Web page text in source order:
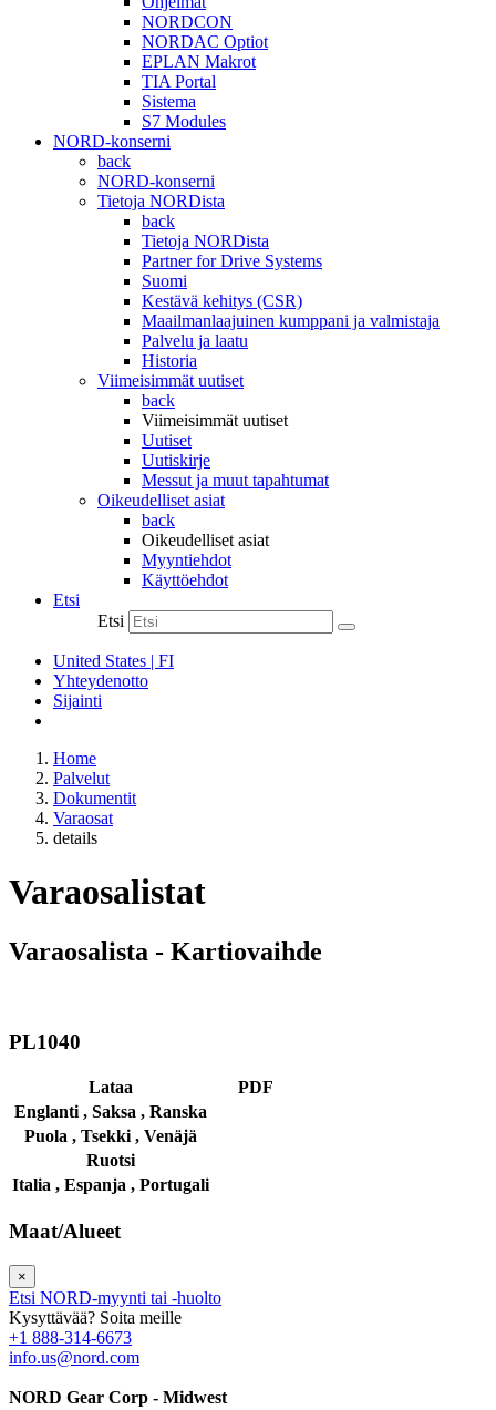
NORDCON
NORDAC Optiot
EPLAN Makrot
TIA Portal
Sistema
S7 Modules
NORD-konserni
back
NORD-konserni
Tietoja NORDista
back
Tietoja NORDista
Partner for Drive Systems
Suomi
Kestävä kehitys (CSR)
Maailmanlaajuinen kumppani ja valmistaja
Palvelu ja laatu
Historia
Viimeisimmät uutiset
back
Viimeisimmät uutiset
Uutiset
Uutiskirje
Messut ja muut tapahtumat
Oikeudelliset asiat
back
Oikeudelliset asiat
Myyntiehdot
Käyttöehdot
Etsi
Etsi
United States | FI
Yhteydenotto
Sijainti
Home
Palvelut
Dokumentit
Varaosat
details
Varaosalistat
Varaosalista - Kartiovaihde
PL1040
Lataa
PDF
Englanti , Saksa , Ranska
Puola , Tsekki , Venäjä
Ruotsi
Italia , Espanja , Portugali
Maat/Alueet
×
Etsi NORD-myynti tai -huolto
Kysyttävää? Soita meille
+1 888-314-6673
info.us@nord.com
NORD Gear Corp - Midwest